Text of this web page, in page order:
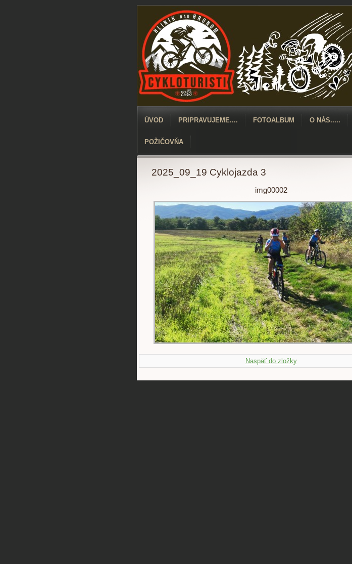
ÚVOD PRIPRAVUJEME.... FOTOALBUM O NÁS.....
POŽIČOVŇA
2025_09_19 Cyklojazda 3
img00002
Naspäť do zložky